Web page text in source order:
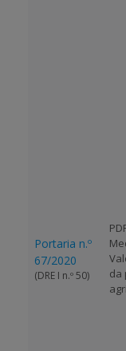
Portaria n.º
67/2020
(DRE I n.º 50)
da